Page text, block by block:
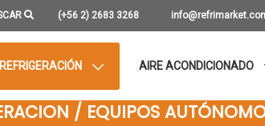
(+56 2) 2683 3268
REFRIGERACIÓN AIRE ACONDICIONADO
/ EQUIPOS